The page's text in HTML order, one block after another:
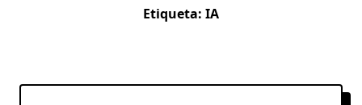
Etiqueta: IA